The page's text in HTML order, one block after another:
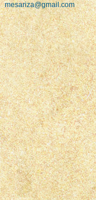
mesariza@gmail.com